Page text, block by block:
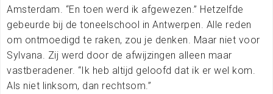
Amsterdam. “En toen werd ik afgewezen.” Hetzelfde
gebeurde bij de toneelschool in Antwerpen. Alle reden
om ontmoedigd te raken, zou je denken. Maar niet voor
Sylvana. Zij werd door de afwijzingen alleen maar
vastberadener. “Ik heb altijd geloofd dat ik er wel kom.
Als niet linksom, dan rechtsom.”